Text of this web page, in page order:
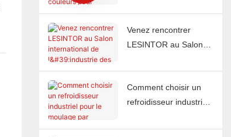
l'alimentation en
matériaux
plastiques : Comment
LESINTOR aide les
usines de moulage par
entier à obtenir une
couleur uniforme à
chaque fois
Venez rencontrer
LESINTOR au Salon
l'industrie des
plastiques 2026 à
Casablanca, au Maroc.
Comment choisir un
refroidisseur industriel
injection :